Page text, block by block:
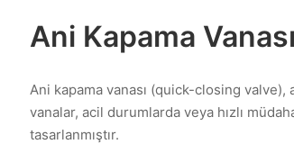
Ani Kapama Vanası
Ani kapama vanası (quick-closing valve),
vanalar, acil durumlarda veya hızlı
tasarlanmıştır.